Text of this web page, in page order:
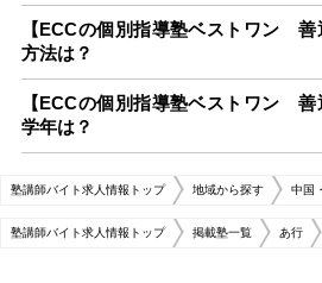
【ECCの個別指導塾ベストワン
方法は？
【ECCの個別指導塾ベストワン
学年は？
塾講師バイト求人情報トップ 地域から探す 中国
塾講師バイト求人情報トップ 掲載塾一覧 あ行